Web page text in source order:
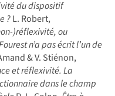
du dispositif
?L. Robert,
)réflexivité, ou
n’a pas écrit l’un de
& V. Stiénon,
et réflexivité. La
dans le champ